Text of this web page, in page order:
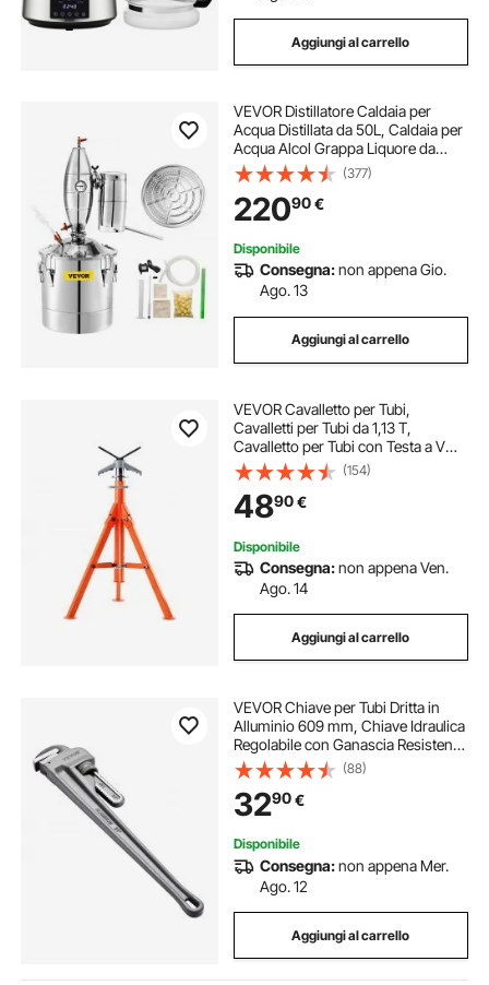
Aggiungi al carrello
VEVOR Distillatore Caldaia per
Acqua Distillata da 50L, Caldaia per
Acqua Alcol Grappa Liquore da
Distillazione, Serbatoio da
Fermentazione per Fermentare
Bevande Acqua Vino Liquore in
Acciaio Inox
(377)
22090€
Disponibile
Consegna:non appena Gio.
Ago. 13
Aggiungi al carrello
VEVOR Cavalletto per Tubi,
Cavalletti per Tubi da 1,13 T,
Cavalletto per Tubi con Testa a V
Regolabile in Altezza da 69-132 cm,
Cavalletto per Tubi Pieghevole in
Acciaio 45# Tubi 1,27-30,48 cm
(154)
4890€
Disponibile
Consegna:non appena Ven.
Ago. 14
Aggiungi al carrello
VEVOR Chiave per Tubi Dritta in
Alluminio 609 mm, Chiave Idraulica
Regolabile con Ganascia Resistenza
Impugnatura Ergonomica,
Trasportabile, Design Appeso,
Chiave per Tubi per Riparazioni
Auto Tubi
(88)
3290€
Disponibile
Consegna:non appena Mer.
Ago. 12
Aggiungi al carrello